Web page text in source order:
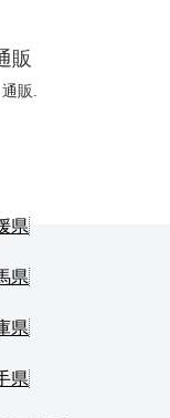
販
販.
県
県
県
県